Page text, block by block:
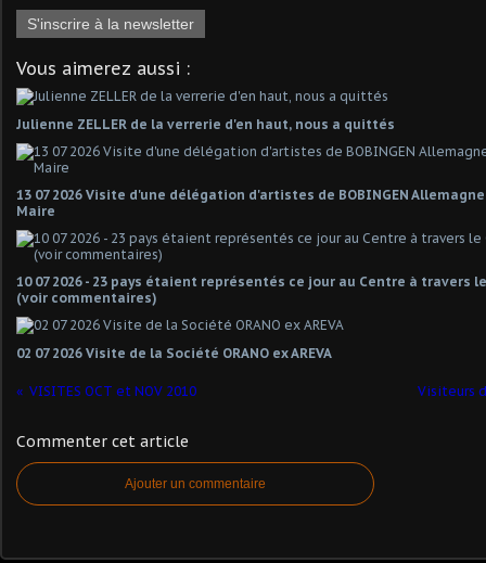
S'inscrire à la newsletter
Vous aimerez aussi :
Julienne ZELLER de la verrerie d'en haut, nous a quittés
13 07 2026 Visite d'une délégation d'artistes de BOBINGEN
Maire
10 07 2026 - 23 pays étaient représentés ce jour au Centre à travers le
(voir commentaires)
02 07 2026 Visite de la Société ORANO ex AREVA
VISITES OCT et NOV 2010 Visiteurs
Commenter cet article
Ajouter un commentaire